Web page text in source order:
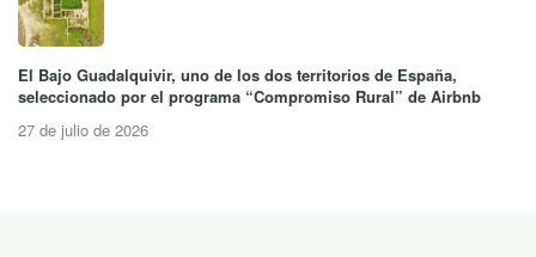
El Bajo Guadalquivir, uno de los dos territorios de España,
seleccionado por el programa “Compromiso Rural” de Airbnb
27 de julio de 2026